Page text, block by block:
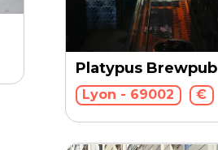
Platypus Brewpub
Lyon - 69002 €